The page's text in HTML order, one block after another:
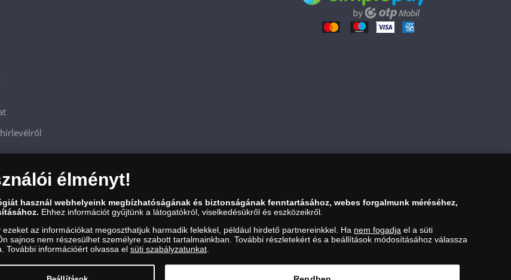
957944, Adószám: 23275395-2-41 A Társaság a Magyar Kereskedelmi Engedélyezési Hivatal Nemesfémvizsgáló és Hitelesítő Hatóság (1089
élményt!
használ webhelyeink megbízhatóságának és biztonságának fenntartásához, webes forgalmunk méréséhez,
Ehhez információt gyűjtünk a látogatókról, viselkedésükről és eszközeikről.
az információkat megoszthatjuk harmadik felekkel, például hirdető partnereinkkel. Ha nem fogadja el a süti
sajnos nem részesülhet személyre szabott tartalmainkban. További részletekért és a beállítások módosításához válassza
További információért olvassa el süti szabályzatunkat